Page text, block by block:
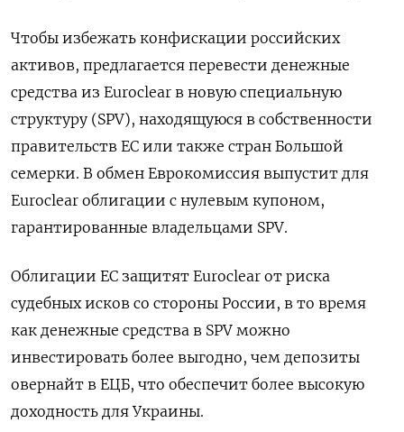
Чтобы избежать конфискации российских
активов, предлагается перевести денежные
средства из Euroclear в новую специальную
структуру (SPV), находящуюся в собственности
правительств ЕС или также стран Большой
семерки. В обмен Еврокомиссия выпустит для
Euroclear облигации с нулевым купоном,
гарантированные владельцами SPV.
Облигации ЕС защитят Euroclear от риска
судебных исков со стороны России, в то время
как денежные средства в SPV можно
инвестировать более выгодно, чем депозиты
овернайт в ЕЦБ, что обеспечит более высокую
доходность для Украины.